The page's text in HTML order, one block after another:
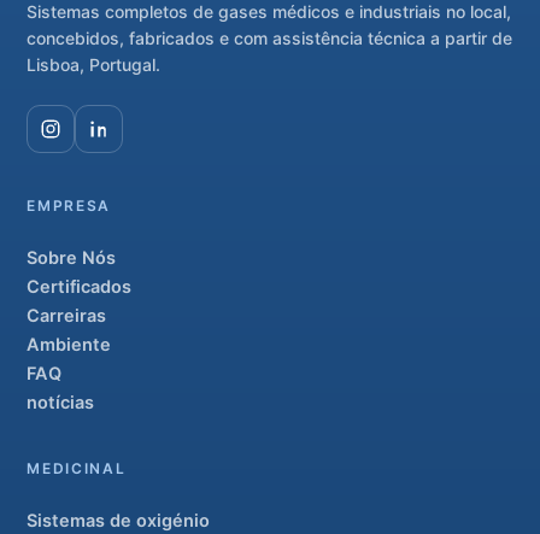
Sistemas completos de gases médicos e industriais no local,
concebidos, fabricados e com assistência técnica a partir de
Lisboa, Portugal.
EMPRESA
Sobre Nós
Certificados
Carreiras
Ambiente
FAQ
notícias
MEDICINAL
Sistemas de oxigénio